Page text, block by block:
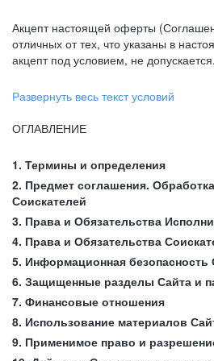
Акцепт настоящей оферты
отличных от тех, что указаны в
акцепт под условием, не допускается.
Развернуть весь текст условий
ОГЛАВЛЕНИЕ
1. Термины и определения
2. Предмет соглашения.
Соискателей
3. Права и Обязательства
4. Права и Обязательства
5. Информационная безопасность
6. Защищенные разделы Сайта и
7. Финансовые отношения
8. Использование материалов
9. Применимое право и